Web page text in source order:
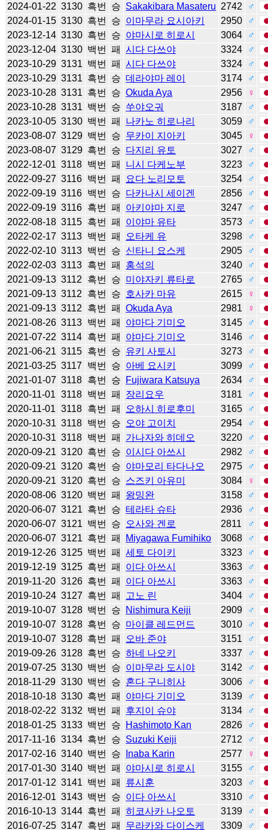
2024-01-22 3130 흑번 승 Sakakibara Masateru 2742
♂
2024-01-15 3130 흑번 승 이마무라 요시아키 2950
♂
2023-12-14 3130 흑번 승 야마시로 히로시 3064
♂
2023-12-04 3130 백번 패 시다 다쓰야 3324
♂
2023-10-29 3131 백번 패 시다 다쓰야 3324
♂
2023-10-29 3131 흑번 승 데라야마 레이 3174
♂
2023-10-28 3131 흑번 승 Okuda Aya 2956
♀
2023-10-28 3131 백번 승 쑤야오궈 3187
♂
2023-10-05 3130 백번 패 나카노 히로나리 3059
♂
2023-08-07 3129 백번 승 무카이 지아키 3045
♀
2023-08-07 3129 흑번 승 다지리 유토 3027
♂
2022-12-01 3118 백번 패 니시 다케노부 3223
♂
2022-09-27 3116 백번 패 요다 노리모토 3254
♂
2022-09-19 3116 백번 승 다카나시 세이겐 2856
♂
2022-09-19 3116 흑번 패 아키야마 지로 3247
♂
2022-08-18 3115 흑번 패 이야마 유타 3573
♂
2022-02-17 3113 백번 패 오타케 유 3298
♂
2022-02-10 3113 백번 승 신타니 요스케 2905
♂
2022-02-03 3113 흑번 패 홍석의 3240
♂
2021-09-13 3112 흑번 승 미야자키 류타로 2765
♂
2021-09-13 3112 흑번 승 호사카 마유 2615
♀
2021-09-13 3112 흑번 패 Okuda Aya 2981
♀
2021-08-26 3113 백번 패 야마다 기미오 3145
♂
2021-07-22 3114 흑번 패 야마다 기미오 3146
♂
2021-06-21 3115 흑번 승 유키 사토시 3273
♂
2021-03-25 3117 백번 승 아베 요시키 3099
♂
2021-01-07 3118 흑번 승 Fujiwara Katsuya 2634
♂
2020-11-01 3118 백번 패 장리요우 3181
♂
2020-11-01 3118 흑번 패 오하시 히로후미 3165
♂
2020-10-31 3118 백번 승 오야 고이치 2954
♂
2020-10-31 3118 백번 패 가나자와 히데오 3220
♂
2020-09-21 3120 흑번 승 이시다 아쓰시 2982
♂
2020-09-21 3120 흑번 승 야마모리 타다나오 2975
♂
2020-09-21 3120 흑번 승 스즈키 아유미 3084
♀
2020-08-06 3120 백번 패 왕밍완 3158
♂
2020-06-07 3121 흑번 승 테라타 슈타 2936
♂
2020-06-07 3121 백번 승 오사와 겐로 2811
♂
2020-06-07 3121 흑번 패 Miyagawa Fumihiko 3068
♂
2019-12-26 3125 백번 패 세토 다이키 3323
♂
2019-12-19 3125 흑번 패 이다 아쓰시 3363
♂
2019-11-20 3126 흑번 패 이다 아쓰시 3363
♂
2019-10-24 3127 흑번 패 고노 린 3404
♂
2019-10-07 3128 백번 승 Nishimura Keiji 2909
♂
2019-10-07 3128 흑번 승 마이클 레드먼드 3010
♂
2019-10-07 3128 흑번 패 오바 준야 3151
♂
2019-09-26 3128 흑번 승 하네 나오키 3337
♂
2019-07-25 3130 백번 승 이마무라 도시야 3142
♂
2018-11-29 3130 백번 승 혼다 구니히사 3006
♂
2018-10-18 3130 흑번 패 야마다 기미오 3139
♂
2018-02-22 3132 백번 패 후지이 슈야 3134
♂
2018-01-25 3133 백번 승 Hashimoto Kan 2826
♂
2017-11-16 3134 흑번 승 Suzuki Keiji 2712
♂
2017-02-16 3140 백번 승 Inaba Karin 2577
♀
2017-01-30 3140 백번 패 야마시로 히로시 3155
♂
2017-01-12 3141 백번 패 류시훈 3203
♂
2016-12-01 3143 백번 승 이다 아쓰시 3310
♂
2016-10-13 3144 흑번 패 히코사카 나오토 3139
♂
2016-07-25 3147 흑번 패 무라카와 다이스케 3309 ♂